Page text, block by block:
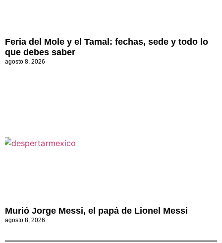
Feria del Mole y el Tamal: fechas, sede y todo lo
que debes saber
agosto 8, 2026
Murió Jorge Messi, el papá de Lionel Messi
agosto 8, 2026